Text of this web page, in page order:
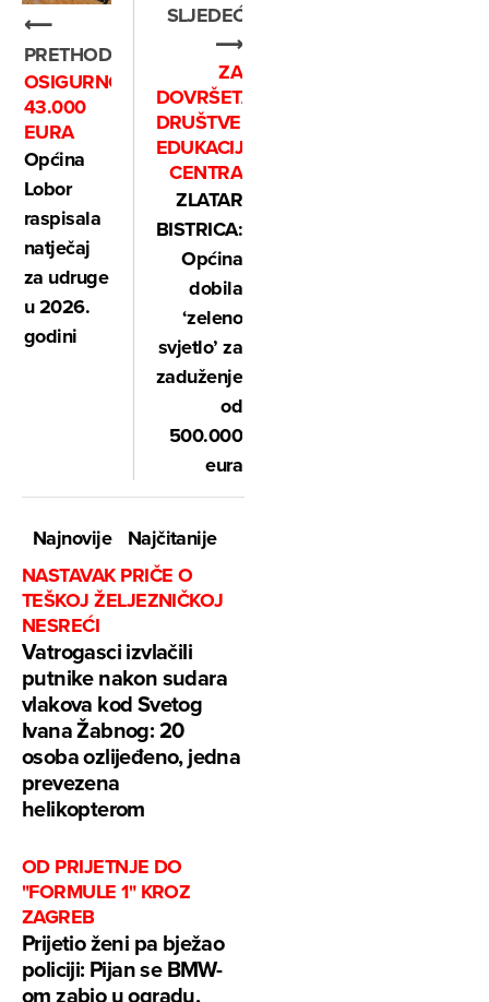
⟵
PRETHODNO
OSIGURNO
43.000
EURA
Općina
Lobor
raspisala
natječaj
za udruge
u 2026.
godini
SLJEDEĆE
⟶
ZA
DOVRŠETAK
DRUŠTVENO-
EDUKACIJSKOG
CENTRA
ZLATAR
BISTRICA:
Općina
dobila
‘zeleno
svjetlo’ za
zaduženje
od
500.000
eura
Najnovije
Najčitanije
NASTAVAK PRIČE O
TEŠKOJ ŽELJEZNIČKOJ
NESREĆI
Vatrogasci izvlačili
putnike nakon sudara
vlakova kod Svetog
Ivana Žabnog: 20
osoba ozlijeđeno, jedna
prevezena
helikopterom
OD PRIJETNJE DO
"FORMULE 1" KROZ
ZAGREB
Prijetio ženi pa bježao
policiji: Pijan se BMW-
om zabio u ogradu,